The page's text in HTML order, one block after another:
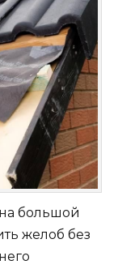
большой
желоб без